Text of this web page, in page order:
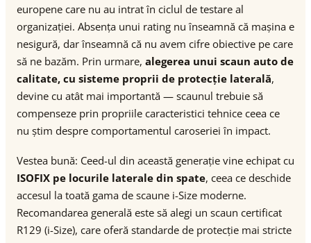
europene care nu au intrat în ciclul de testare al
organizației. Absența unui rating nu înseamnă că mașina e
nesigură, dar înseamnă că nu avem cifre obiective pe care
să ne bazăm. Prin urmare, alegerea unui scaun auto de
calitate, cu sisteme proprii de protecție laterală,
devine cu atât mai importantă — scaunul trebuie să
compenseze prin propriile caracteristici tehnice ceea ce
nu știm despre comportamentul caroseriei în impact.
Vestea bună: Ceed-ul din această generație vine echipat cu
ISOFIX pe locurile laterale din spate, ceea ce deschide
accesul la toată gama de scaune i-Size moderne.
Recomandarea generală este să alegi un scaun certificat
R129 (i-Size), care oferă standarde de protecție mai stricte